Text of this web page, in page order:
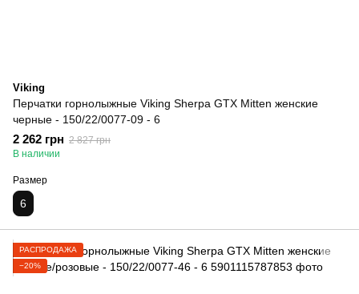
Viking
Перчатки горнолыжные Viking Sherpa GTX Mitten женские
черные - 150/22/0077-09 - 6
2 262 грн 2 827 грн
В наличии
Размер
6
РАСПРОДАЖА
−20%